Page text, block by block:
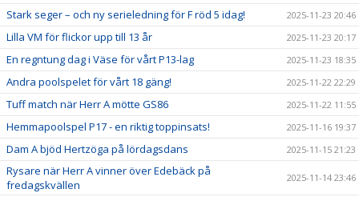
Stark seger – och ny serieledning för F röd 5 idag! 2025-11-23 20:46
Lilla VM för flickor upp till 13 år 2025-11-23 20:17
En regntung dag i Väse för vårt P13-lag 2025-11-23 18:35
Andra poolspelet för vårt 18 gäng! 2025-11-22 22:29
Tuff match när Herr A mötte GS86 2025-11-22 11:55
Hemmapoolspel P17 - en riktig toppinsats! 2025-11-16 19:37
Dam A bjöd Hertzöga på lördagsdans 2025-11-15 21:23
Rysare när Herr A vinner över Edebäck på
fredagskvällen
2025-11-14 23:46